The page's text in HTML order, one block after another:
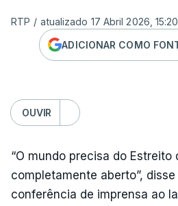
RTP / atualizado 17 Abril 2026, 15:20
ADICIONAR COMO
OUVIR
“O mundo precisa do Estreito
completamente aberto”,
conferência de imprensa ao